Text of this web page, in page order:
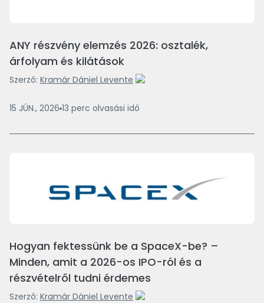
ANY részvény elemzés 2026: osztalék,
árfolyam és kilátások
Szerző: Kramár Dániel Levente
15 JÚN., 2026 13 perc olvasási idő
Hogyan fektessünk be a SpaceX-be? –
Minden, amit a 2026-os IPO-ról és a
részvételről tudni érdemes
Szerző: Kramár Dániel Levente